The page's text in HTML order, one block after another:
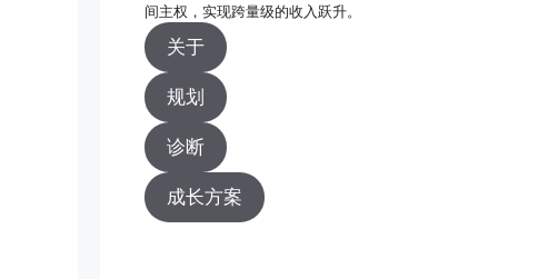
间主权，实现跨量级的收入跃升。
关于
规划
诊断
成长方案